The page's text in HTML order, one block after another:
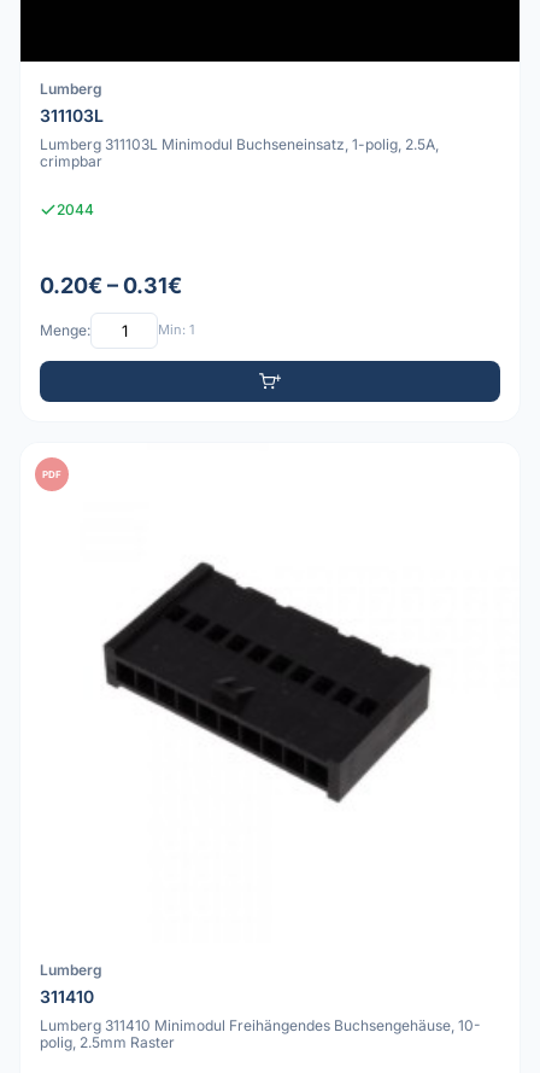
Lumberg
311103L
Lumberg 311103L Minimodul Buchseneinsatz, 1-polig, 2.5A,
crimpbar
2044
0.20€ – 0.31€
Menge: Min: 1
PDF
Lumberg
311410
Lumberg 311410 Minimodul Freihängendes Buchsengehäuse, 10-
polig, 2.5mm Raster